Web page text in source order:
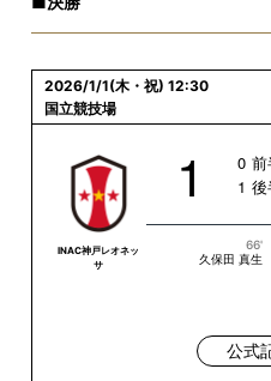
2026/1/1(木・祝) 12:30
国立競技場
INAC神戸レオネッ
サ
1 0
1
66'
久保田 真生
公式